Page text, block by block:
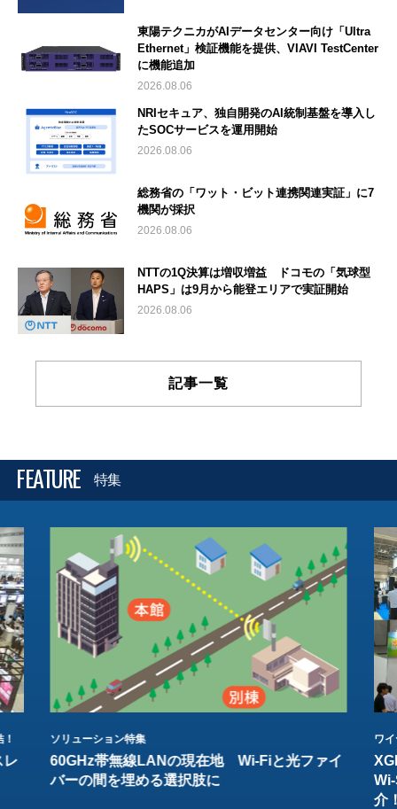
東陽テクニカがAIデータセンター向け「Ultra
Ethernet」検証機能を提供、VIAVI TestCenter
に機能追加
2026.08.06
NRIセキュア、独自開発のAI統制基盤を導入し
たSOCサービスを運用開始
2026.08.06
総務省の「ワット・ビット連携関連実証」に7
機関が採択
2026.08.06
NTTの1Q決算は増収増益 ドコモの「気球型
HAPS」は9月から能登エリアで実証開始
2026.08.06
記事一覧
FEATURE 特集
レ
ソリューション特集
60GHz帯無線LANの現在地 Wi-Fiと光ファイ
バーの間を埋める選択肢に
ワ
介